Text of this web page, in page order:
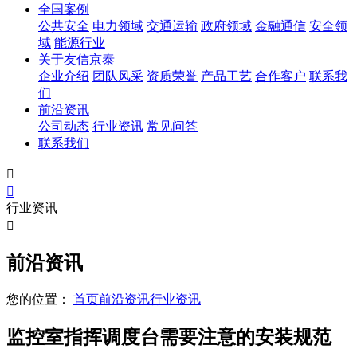
全国案例
公共安全 电力领域 交通运输 政府领域 金融通信 安全领
域 能源行业
关于友信京泰
企业介绍 团队风采 资质荣誉 产品工艺 合作客户 联系我
们
前沿资讯
公司动态 行业资讯 常见问答
联系我们


行业资讯

前沿资讯
您的位置： 首页前沿资讯行业资讯
监控室指挥调度台需要注意的安装规范